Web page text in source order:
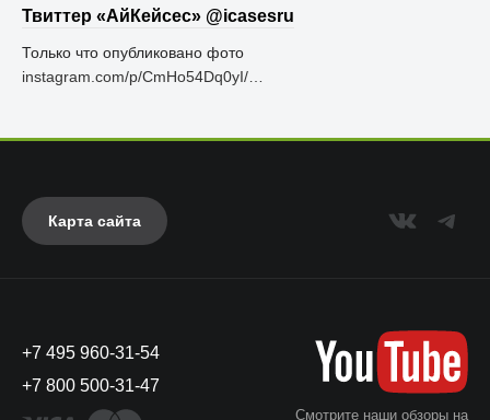
Твиттер «АйКейсес» ‏@icasesru
Только что опубликовано фото
instagram.com/p/CmHo54Dq0yI/…
Карта сайта
+7 495 960-31-54
+7 800 500-31-47
Смотрите наши обзоры на